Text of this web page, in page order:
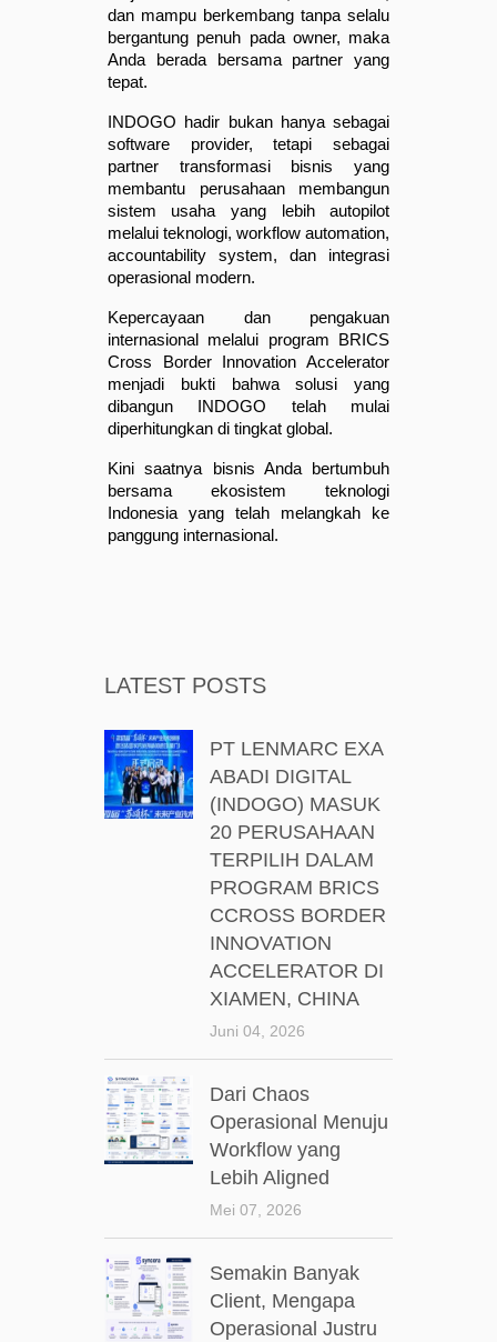
dan mampu berkembang tanpa selalu
bergantung penuh pada owner, maka
Anda berada bersama partner yang
tepat.
INDOGO hadir bukan hanya sebagai
software provider, tetapi sebagai
partner transformasi bisnis yang
membantu perusahaan membangun
sistem usaha yang lebih autopilot
melalui teknologi, workflow automation,
accountability system, dan integrasi
operasional modern.
Kepercayaan dan pengakuan
internasional melalui program BRICS
Cross Border Innovation Accelerator
menjadi bukti bahwa solusi yang
dibangun INDOGO telah mulai
diperhitungkan di tingkat global.
Kini saatnya bisnis Anda bertumbuh
bersama ekosistem teknologi
Indonesia yang telah melangkah ke
panggung internasional.
LATEST POSTS
PT LENMARC EXA
ABADI DIGITAL
(INDOGO) MASUK
20 PERUSAHAAN
TERPILIH DALAM
PROGRAM BRICS
CCROSS BORDER
INNOVATION
ACCELERATOR DI
XIAMEN, CHINA
Juni 04, 2026
Dari Chaos
Operasional Menuju
Workflow yang
Lebih Aligned
Mei 07, 2026
Semakin Banyak
Client, Mengapa
Operasional Justru